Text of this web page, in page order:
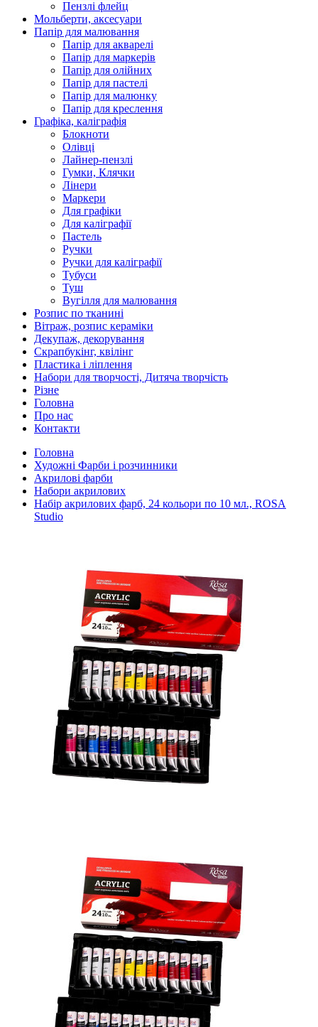
Пензлі флейц
Мольберти, аксесуари
Папір для малювання
Папір для акварелі
Папір для маркерів
Папір для олійних
Папір для пастелі
Папір для малюнку
Папір для креслення
Графіка, каліграфія
Блокноти
Олівці
Лайнер-пензлі
Гумки, Клячки
Лінери
Маркери
Для графіки
Для каліграфії
Пастель
Ручки
Ручки для каліграфії
Тубуси
Туш
Вугілля для малювання
Розпис по тканині
Вітраж, розпис кераміки
Декупаж, декорування
Скрапбукінг, квілінг
Пластика і ліплення
Набори для творчості, Дитяча творчість
Різне
Головна
Про нас
Контакти
Головна
Художні Фарби і розчинники
Акрилові фарби
Набори акрилових
Набір акрилових фарб, 24 кольори по 10 мл., ROSA
Studio